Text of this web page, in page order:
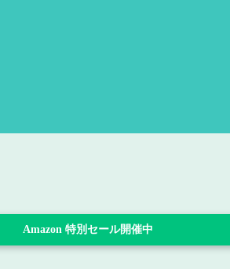
Amazon 特別セール開催中